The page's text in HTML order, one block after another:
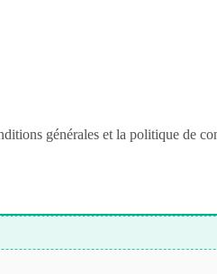
générales et la politique de